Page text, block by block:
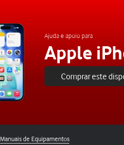
Ajuda e apoio para
Apple
Comprar este
Manuais de Equipamentos